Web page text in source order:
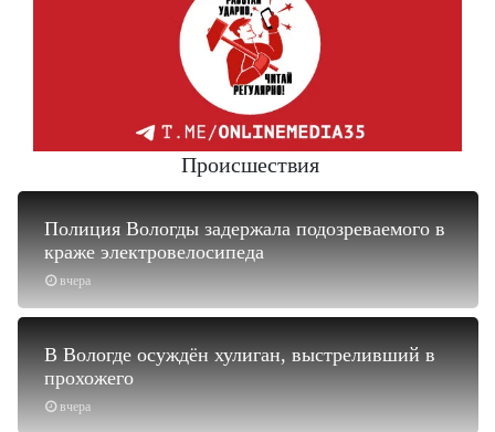
Происшествия
вчера
Полиция Вологды задержала подозреваемого в
краже электровелосипеда
вчера
В Вологде осуждён хулиган, выстреливший в
прохожего